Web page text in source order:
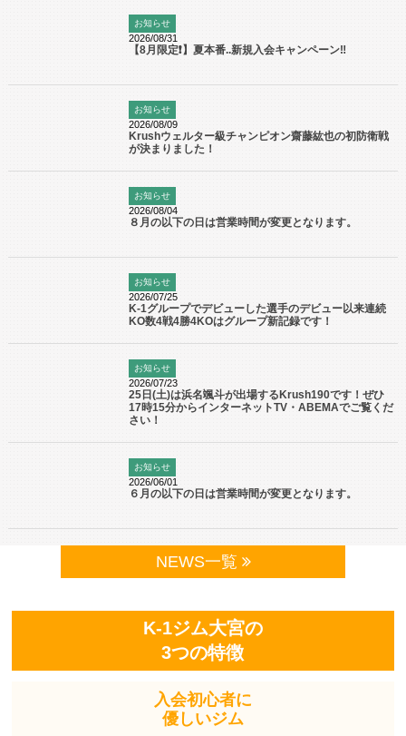
お知らせ
2026/08/31
【8月限定❗️】夏本番..新規入会キャンペーン‼️
お知らせ
2026/08/09
Krushウェルター級チャンピオン齋藤紘也の初防衛戦
が決まりました！
お知らせ
2026/08/04
８月の以下の日は営業時間が変更となります。
お知らせ
2026/07/25
K-1グループでデビューした選手のデビュー以来連続
KO数4戦4勝4KOはグループ新記録です！
お知らせ
2026/07/23
25日(土)は浜名颯斗が出場するKrush190です！ぜひ
17時15分からインターネットTV・ABEMAでご覧くだ
さい！
お知らせ
2026/06/01
６月の以下の日は営業時間が変更となります。
NEWS一覧
K-1ジム大宮の
3つの特徴
入会初心者に
優しいジム